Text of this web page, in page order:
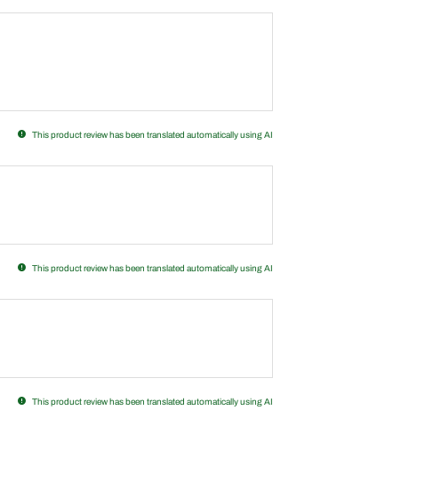
This product review has been translated automatically using AI
This product review has been translated automatically using AI
This product review has been translated automatically using AI